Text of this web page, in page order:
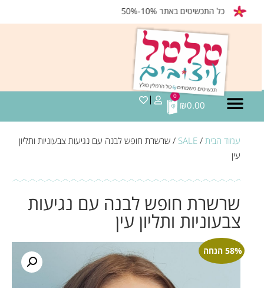
כל התכשיטים באתר 10%-50%
₪0.00
0
עמוד הבית/
SALE/ שרשרת חופש לבנה עם נגיעות צבעוניות ותליון
עין
שרשרת חופש לבנה עם נגיעות
צבעוניות ותליון עין
58% הנחה